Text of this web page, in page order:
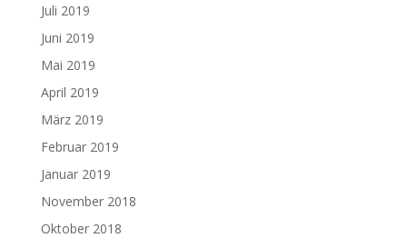
Juli 2019
Juni 2019
Mai 2019
April 2019
März 2019
Februar 2019
Januar 2019
November 2018
Oktober 2018